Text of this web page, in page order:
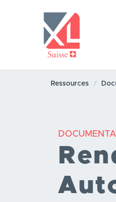
Ressources